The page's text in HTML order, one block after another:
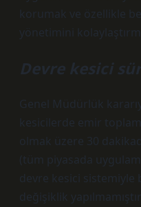
korumak ve özellikle
yönetimini
Devre kesici
Genel Müdürlük
kesicilerde emir
olmak üzere 30
(tüm piyasada
devre kesici sistemiyle
değişiklik